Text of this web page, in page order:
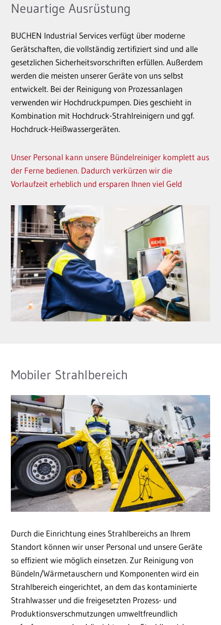
Neuartige Ausrüstung
BUCHEN Industrial Services verfügt über moderne
Gerätschaften, die vollständig zertifiziert sind und alle
gesetzlichen Sicherheitsvorschriften erfüllen. Außerdem
werden die meisten unserer Geräte von uns selbst
entwickelt. Bei der Reinigung von Prozessanlagen
verwenden wir Hochdruckpumpen. Dies geschieht in
Kombination mit Hochdruck-Strahlreinigern und ggf.
Hochdruck-Heißwassergeräten.
Unser Personal kann unsere Bündelreiniger komplett aus
der Ferne bedienen. Dadurch verkürzen wir die
Vorlaufzeit erheblich und ersparen Ihnen viel Geld
Mobiler Strahlbereich
Durch die Einrichtung eines Strahlbereichs an Ihrem
Standort können wir unser Personal und unsere Geräte
so effizient wie möglich einsetzen. Zur Reinigung von
Bündeln/Wärmetauschern und Komponenten wird ein
Strahlbereich eingerichtet, an dem das kontaminierte
Strahlwasser und die freigesetzten Prozess- und
Produktionsverschmutzungen umweltfreundlich